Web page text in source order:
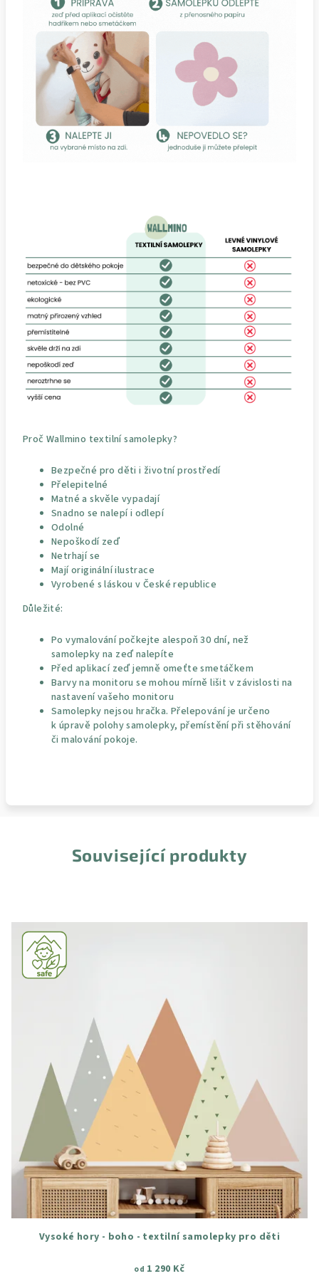
Proč Wallmino textilní samolepky?
Bezpečné pro děti i životní prostředí
Přelepitelné
Matné a skvěle vypadají
Snadno se nalepí i odlepí
Odolné
Nepoškodí zeď
Netrhají se
Mají originální ilustrace
Vyrobené s láskou v České republice
Důležité:
Po vymalování počkejte alespoň 30 dní, než
samolepky na zeď nalepíte
Před aplikací zeď jemně omeťte smetáčkem
Barvy na monitoru se mohou mírně lišit v závislosti na
nastavení vašeho monitoru
Samolepky nejsou hračka. Přelepování je určeno
k úpravě polohy samolepky, přemístění při stěhování
či malování pokoje.
Související produkty
Vysoké hory - boho - textilní samolepky pro děti
od 1 290 Kč